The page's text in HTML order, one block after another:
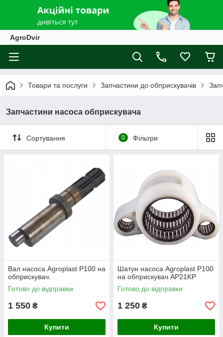
AgroDvir
Товари та послуги Запчастини до обприскувачів
Запчастини насоса обприскувача
Сортування 0 Фільтри
Вал насоса Agroplast P100 на
обприскувач.
Готово до відправки
1 550 ₴
Купити
Шатун насоса Agroplast P100
на обприскувач AP21KP
Готово до відправки
1 250 ₴
Купити